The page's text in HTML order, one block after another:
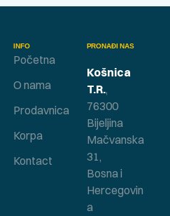
INFO
Početna
O nama
Prodavnica
Korpa
Kontact
PRONAĐI NAS
Košnica
T.R.,
76300
Bijeljina
Mačvanska
31,
Bosna i
Hercegovin
a